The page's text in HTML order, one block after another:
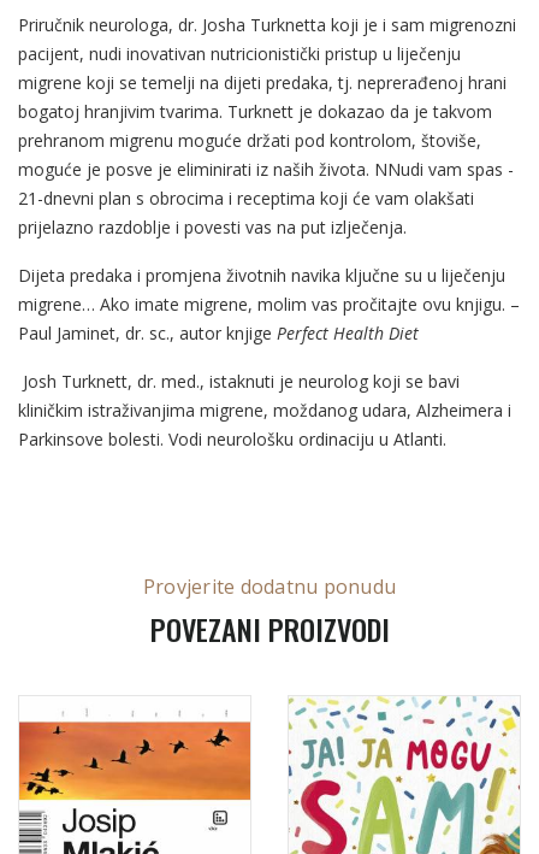
Priručnik neurologa, dr. Josha Turknetta koji je i sam migrenozni
pacijent, nudi inovativan nutricionistički pristup u liječenju
migrene koji se temelji na dijeti predaka, tj. neprerađenoj hrani
bogatoj hranjivim tvarima. Turknett je dokazao da je takvom
prehranom migrenu moguće držati pod kontrolom, štoviše,
moguće je posve je eliminirati iz naših života. NNudi vam spas -
21-dnevni plan s obrocima i receptima koji će vam olakšati
prijelazno razdoblje i povesti vas na put izlječenja.
Dijeta predaka i promjena životnih navika ključne su u liječenju
migrene… Ako imate migrene, molim vas pročitajte ovu knjigu. –
Paul Jaminet, dr. sc., autor knjige Perfect Health Diet
Josh Turknett, dr. med., istaknuti je neurolog koji se bavi
kliničkim istraživanjima migrene, moždanog udara, Alzheimera i
Parkinsove bolesti. Vodi neurološku ordinaciju u Atlanti.
Provjerite dodatnu ponudu
POVEZANI PROIZVODI